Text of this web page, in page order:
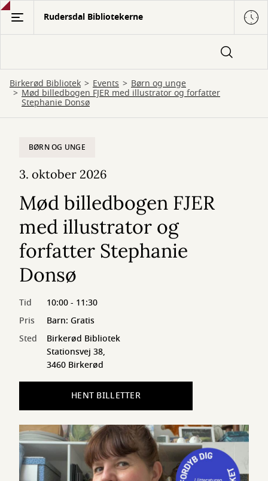
Gå
hovedindhold
Rudersdal Bibliotekerne
Birkerød Bibliotek Events Børn og unge
Mød billedbogen FJER med illustrator og forfatter
Stephanie Donsø
BØRN OG UNGE
3. oktober 2026
Mød billedbogen FJER
med illustrator og
forfatter Stephanie
Donsø
Tid
10:00 - 11:30
Pris
Barn: Gratis
Sted
Birkerød Bibliotek
Stationsvej 38,
3460 Birkerød
HENT BILLETTER